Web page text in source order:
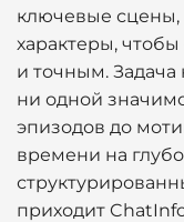
ключевые сцены,
характеры,
и точным. Задача
ни одной
эпизодов до
времени на
приходит